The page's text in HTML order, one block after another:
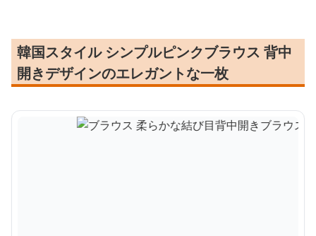
韓国スタイル シンプルピンクブラウス 背中
開きデザインのエレガントな一枚